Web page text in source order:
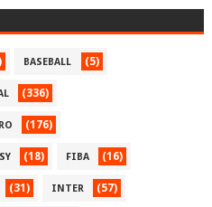
BASEBALL (5)
(336)
(176)
(18) FIBA (16)
(31) INTER (57)